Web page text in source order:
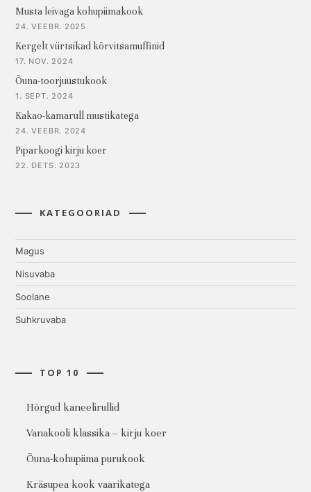
Musta leivaga kohupiimakook
24. VEEBR. 2025
Kergelt vürtsikad kõrvitsamuffinid
17. NOV. 2024
Õuna-toorjuustukook
1. SEPT. 2024
Kakao-kamarull mustikatega
24. VEEBR. 2024
Piparkoogi kirju koer
22. DETS. 2023
KATEGOORIAD
Magus
Nisuvaba
Soolane
Suhkruvaba
TOP 10
Hõrgud kaneelirullid
Vanakooli klassika – kirju koer
Õuna-kohupiima purukook
Kräsupea kook vaarikatega